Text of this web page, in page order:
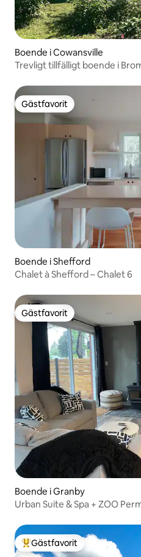
Boende i Cowansville
Trevligt tillfälligt boende i
Gästfavorit
Gästfavorit
Boende i Shefford
Chalet à Shefford – Chalet 6
Gästfavorit
Gästfavorit
Boende i Granby
Urban Suite & Spa + ZOO
Populär gästfavorit
Gästfavorit